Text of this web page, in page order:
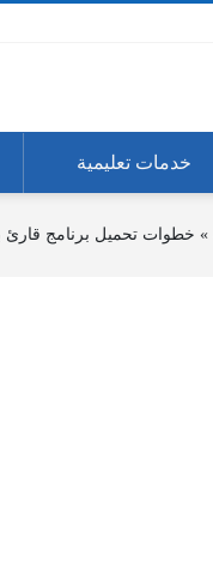
خدمات تعليمية
» خطوات تحميل برنامج قارئ